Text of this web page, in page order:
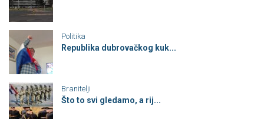
Politika
Republika dubrovačkog kuk...
Branitelji
Što to svi gledamo, a rij...